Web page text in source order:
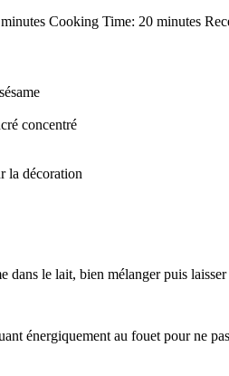
Cooking Time: 20 minutes
concentré
la décoration
dans le lait, bien mélanger puis laisser
énergiquement au fouet pour ne